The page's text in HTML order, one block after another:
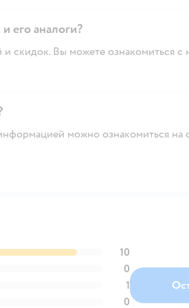
его аналоги?
скидок. Вы можете ознакомиться с
можно ознакомиться на
10
0
1
0